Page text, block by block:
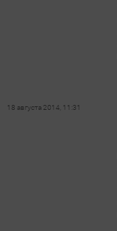
18 августа 2014, 11:31